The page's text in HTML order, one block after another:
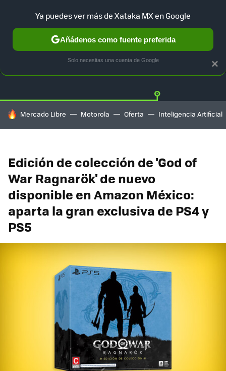
GUÍA DE COMPRAS MERCADO LIBRE
HOY SE HABLA DE
Mercado Libre Motorola Oferta Inteligencia Artificial
Edición de colección de 'God of
War Ragnarök' de nuevo
disponible en Amazon México:
aparta la gran exclusiva de PS4 y
PS5
×
Ya puedes ver más de Xataka MX en Google
Añádenos como fuente preferida
Solo necesitas una cuenta de Google